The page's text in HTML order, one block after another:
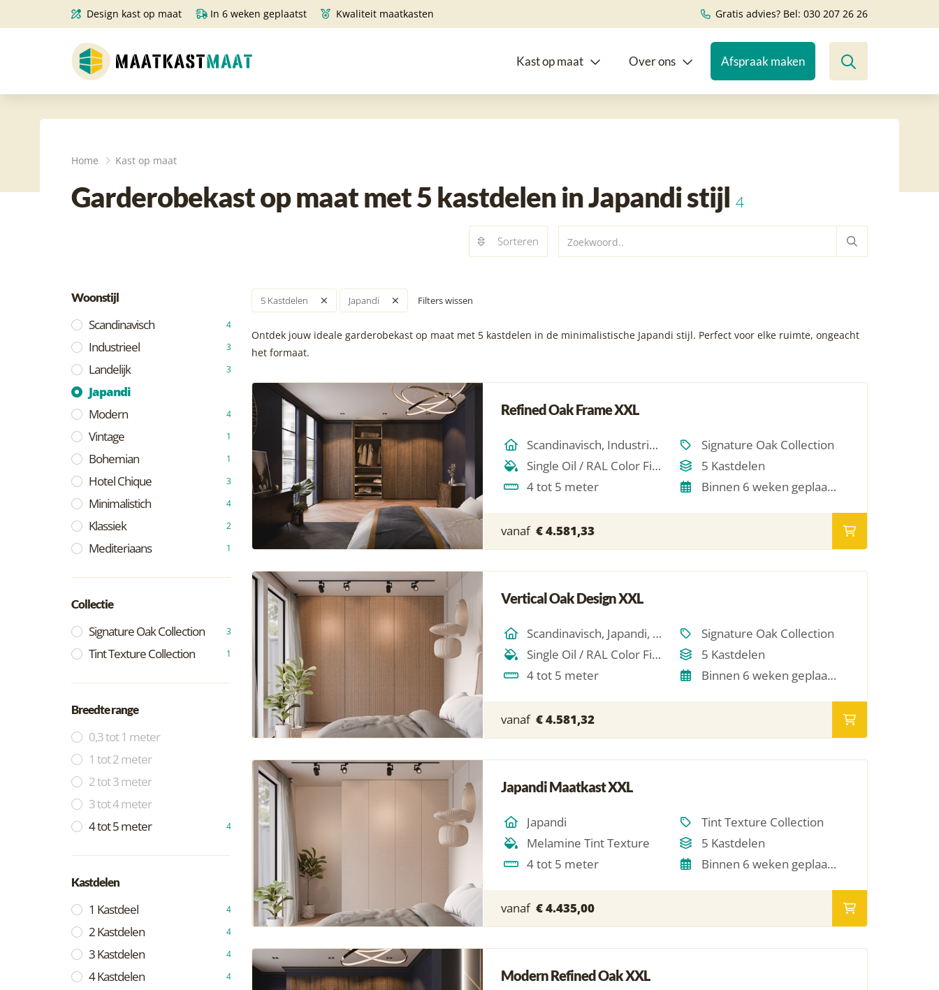
Home Kast op maat
Garderobekast op maat met 5 kastdelen in Japandi stijl 4
Sorteren
Woonstijl
Scandinavisch 4
Industrieel 3
Landelijk 3
Japandi
Modern
4
Vintage 1
Bohemian 1
Hotel Chique 3
Minimalistich 4
Klassiek 2
Mediteriaans 1
Collectie
Signature Oak Collection 3
Tint Texture Collection 1
Breedte range
0,3 tot 1 meter
1 tot 2 meter
2 tot 3 meter
3 tot 4 meter
4 tot 5 meter
4
Kastdelen
1 Kastdeel 4
2 Kastdelen 4
3 Kastdelen 4
4 Kastdelen 4
5 Kastdelen Japandi Filters wissen
Ontdek jouw ideale garderobekast op maat met 5 kastdelen in de minimalistische Japandi stijl. Perfect voor elke ruimte, ongeacht
het formaat.
Refined Oak Frame XXL
Scandinavisch, Industrieel, Japandi, Modern, Hotel Chique, Minimalistich
Signature Oak Collection
Single Oil / RAL Color Finish
5 Kastdelen
4 tot 5 meter
Binnen 6 weken geplaatst
vanaf € 4.581,33
Vertical Oak Design XXL
Scandinavisch, Japandi, Modern, Minimalistich
Signature Oak Collection
Single Oil / RAL Color Finish
5 Kastdelen
4 tot 5 meter
Binnen 6 weken geplaatst
vanaf € 4.581,32
Japandi Maatkast XXL
Japandi
Tint Texture Collection
Melamine Tint Texture
5 Kastdelen
4 tot 5 meter
Binnen 6 weken geplaatst
vanaf € 4.435,00
Modern Refined Oak XXL
Design kast op maat In 6 weken geplaatst Kwaliteit maatkasten Gratis advies? Bel: 030 207 26 26
Kast op maat Over ons Afspraak maken